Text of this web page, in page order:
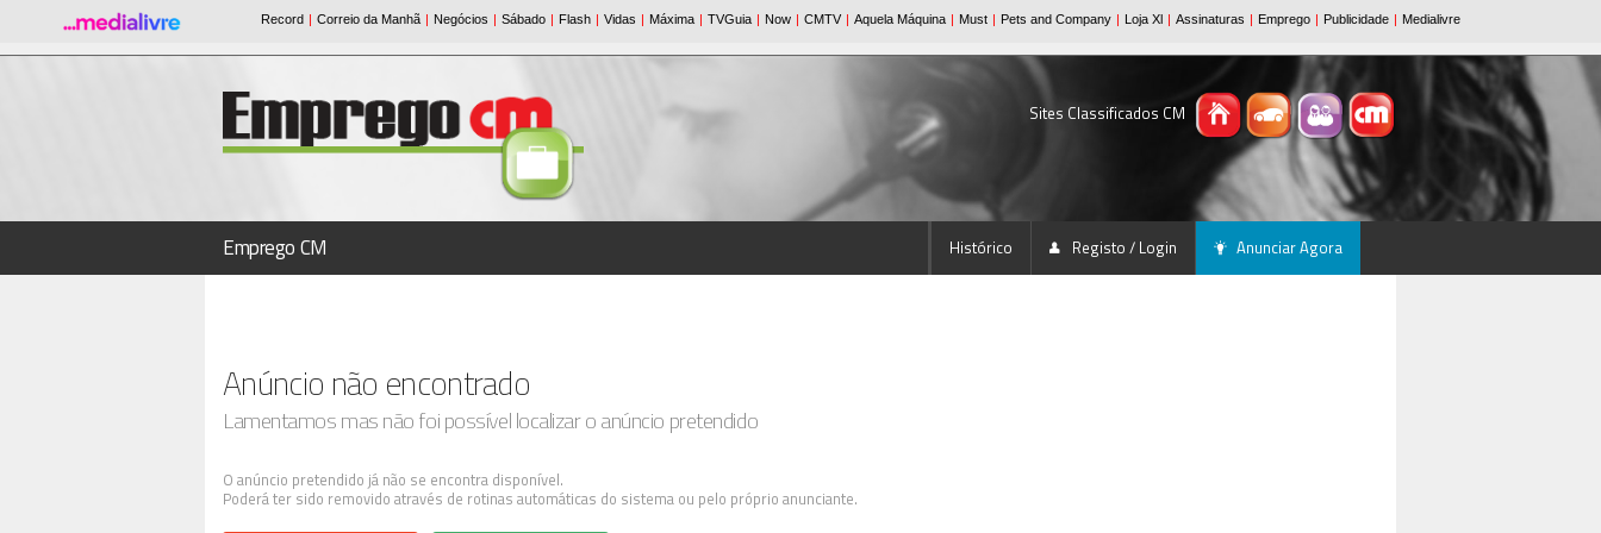
Sites Classificados CM
Emprego CM Histórico Registo / Login Anunciar Agora
Anúncio não encontrado
Lamentamos mas não foi possível localizar o anúncio pretendido
O anúncio pretendido já não se encontra disponível.
Poderá ter sido removido através de rotinas automáticas do sistema ou pelo próprio anunciante.